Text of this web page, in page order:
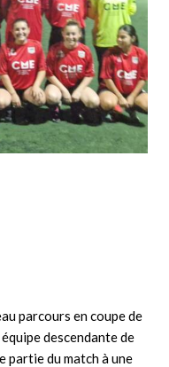
parcours en coupe de
descendante de
partie du match à une